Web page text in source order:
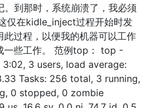
。到那时，系统崩溃了，我必须
仅在kidle_inject过程开始时发
此过程，以便我的机器可以工作
一些工作。 范例top： top -
3:02, 3 users, load average:
Tasks: 256 total, 3 running,
0 stopped, 0 zombie